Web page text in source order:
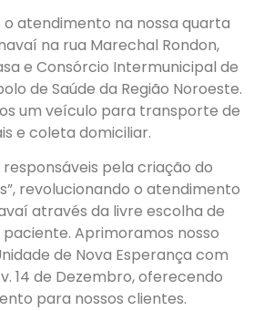
o atendimento na nossa quarta
na rua Marechal Rondon,
e Consórcio Intermunicipal de
de Saúde da Região Noroeste.
um veículo para transporte de
e coleta domiciliar.
responsáveis pela criação do
revolucionando o atendimento
através da livre escolha de
Aprimoramos nosso
de Nova Esperança com
14 de Dezembro, oferecendo
para nossos clientes.